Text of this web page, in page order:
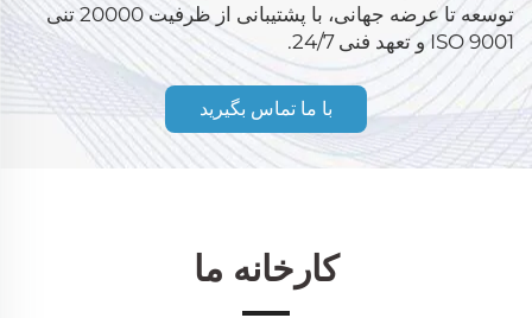
توسعه تا عرضه جهانی، با پشتیبانی از ظرفیت 20000 تنی
ISO 9001 و تعهد فنی 24/7.
با ما تماس بگیرید
کارخانه ما